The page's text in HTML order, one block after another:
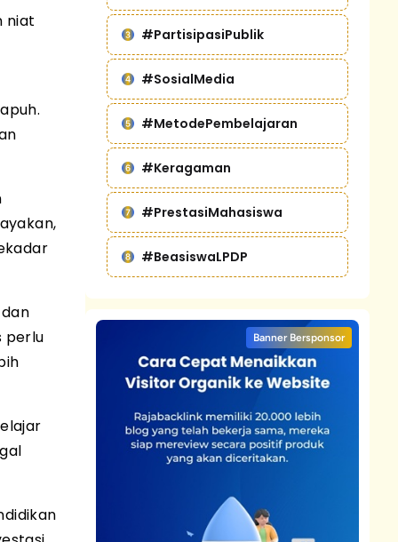
niat
perlu
#PartisipasiPublik
#SosialMedia
#MetodePembelajaran
#Keragaman
#PrestasiMahasiswa
#BeasiswaLPDP
Banner Bersponsor